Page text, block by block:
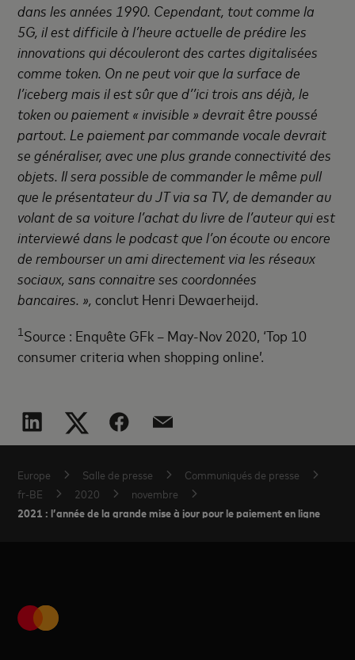
dans les années 1990. Cependant, tout comme la
5G, il est difficile à l’heure actuelle de prédire les
innovations qui découleront des cartes digitalisées
comme token. On ne peut voir que la surface de
l’iceberg mais il est sûr que d’’ici trois ans déjà, le
token ou paiement « invisible » devrait être poussé
partout. Le paiement par commande vocale devrait
se généraliser, avec une plus grande connectivité des
objets. Il sera possible de commander le même pull
que le présentateur du JT via sa TV, de demander au
volant de sa voiture l’achat du livre de l’auteur qui est
interviewé dans le podcast que l’on écoute ou encore
de rembourser un ami directement via les réseaux
sociaux, sans connaitre ses coordonnées
bancaires. », conclut Henri Dewaerheijd.
1 Source : Enquête GFk – May-Nov 2020, ‘Top 10
consumer criteria when shopping online’.
Europe Salle de presse
Communiqués de presse
fr-BE
2020 novembre
2021 : l’année de la grande mise à jour pour le paiement en ligne